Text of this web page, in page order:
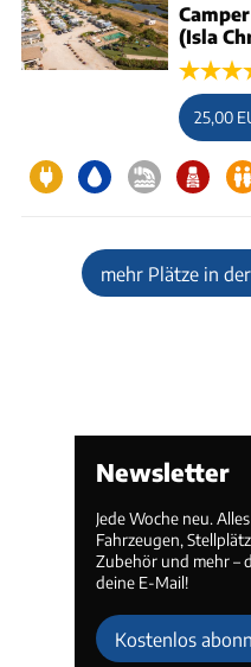
(Isla
25,00
mehr Plätze in
Newsletter
Jede Woche neu.
Fahrzeugen,
Zubehör und mehr –
deine E-Mail!
Kostenlos